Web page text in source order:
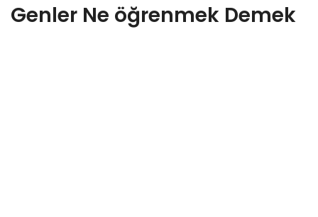
Genler Ne öğrenmek Demek